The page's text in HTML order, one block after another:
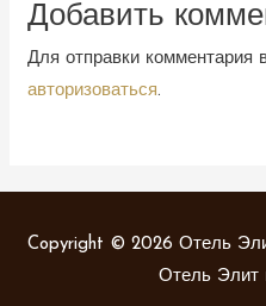
Добавить
Для отправки комментария
авторизоваться.
Copyright © 2026 Отель
Отель Элит